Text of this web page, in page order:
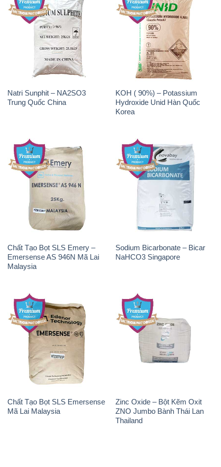
Natri Sunphit – NA2SO3
Trung Quốc China
KOH ( 90%) – Potassium
Hydroxide Unid Hàn Quốc
Korea
Chất Tạo Bọt SLS Emery –
Emersense AS 946N Mã Lai
Malaysia
Sodium Bicarbonate – Bicar
NaHCO3 Singapore
Chất Tạo Bọt SLS Emersense
Mã Lai Malaysia
Zinc Oxide – Bột Kẽm Oxit
ZNO Jumbo Bành Thái Lan
Thailand